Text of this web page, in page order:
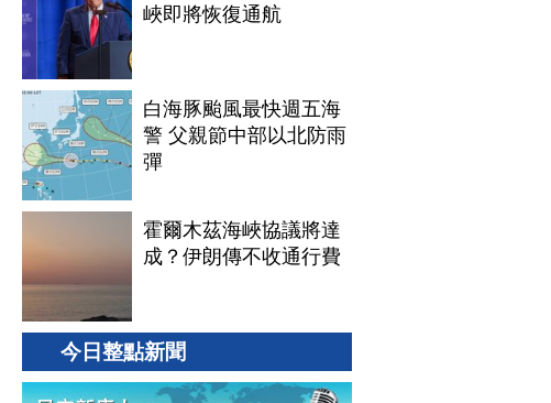
峽即將恢復通航
白海豚颱風最快週五海
警 父親節中部以北防雨
彈
霍爾木茲海峽協議將達
成？伊朗傳不收通行費
今日整點新聞